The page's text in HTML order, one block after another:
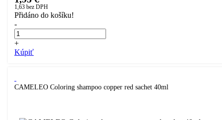
1,63 bez DPH
Přidáno do košíku!
-
+
Kúpiť
CAMELEO Coloring shampoo copper red sachet 40ml